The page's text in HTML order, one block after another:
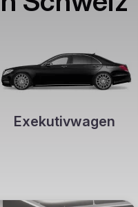
Exekutivwagen